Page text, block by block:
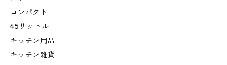
コンパクト
45リットル
キッチン用品
キッチン雑貨